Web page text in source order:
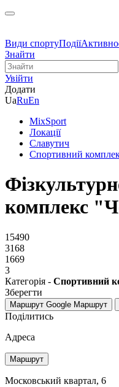
Види спортуПодії
Знайти
Увійти
Додати
UaRuEn
MixSport
Локації
Славутич
Спортивний
комплекс
15490
3168
1669
3
Категорія - Спортивний
Зберегти
Маршрут Google Маршрут
Поділитись
Адреса
Маршрут
Московський квартал, 6